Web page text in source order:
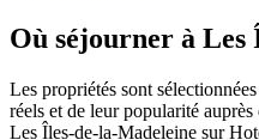
Où séjourner à Les
Les propriétés sont
réels et de leur popularité
Les Îles-de-la-Madeleine sur